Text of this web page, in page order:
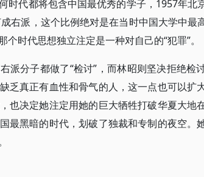
时代都将包含中国最优秀的学子，1957年北
右派，这个比例绝对是在当时中国大学中最
时代思想独立注定是一种对自己的“犯罪”。
派分子都做了“检讨”，而林昭则坚决拒绝检
乏真正有血性和骨气的人，这一点也可以扩
也决定她注定用她的巨大牺牲打破华夏大地
最黑暗的时代，划破了独裁和专制的夜空。